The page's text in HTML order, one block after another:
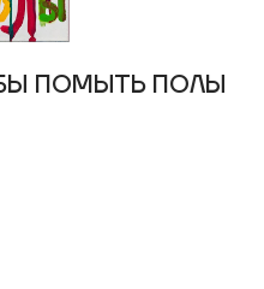
ПОМЫТЬ ПОЛЫ